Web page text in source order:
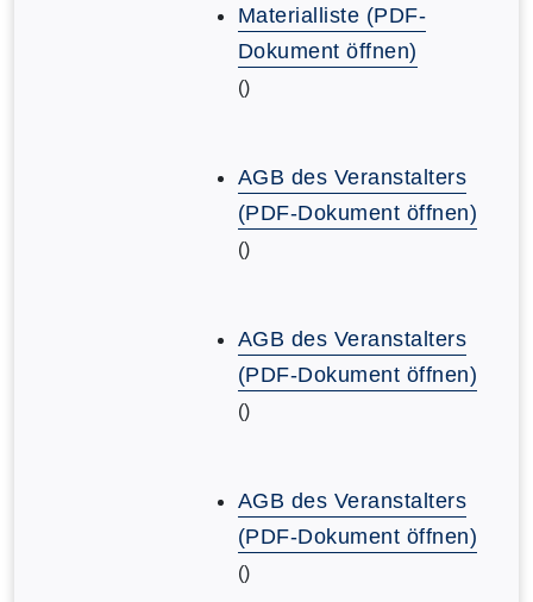
Materialliste (PDF-
Dokument öffnen)
()
AGB des Veranstalters
(PDF-Dokument öffnen)
()
AGB des Veranstalters
(PDF-Dokument öffnen)
()
AGB des Veranstalters
(PDF-Dokument öffnen)
()